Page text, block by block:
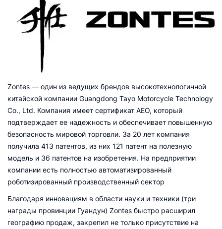
Zontes — один из ведущих брендов высокотехнологичной
китайской компании Guangdong Tayo Motorcycle Technology
Co., Ltd. Компания имеет сертификат AEO, который
подтверждает ее надежность и обеспечивает повышенную
безопасность мировой торговли. За 20 лет компания
получила 413 патентов, из них 121 патент на полезную
модель и 36 патентов на изобретения. На предприятии
компании есть полностью автоматизированный
роботизированный производственный сектор
Благодаря инновациям в области науки и техники (три
награды провинции Гуандун) Zontes быстро расширил
географию продаж, закрепил не только присутствие на